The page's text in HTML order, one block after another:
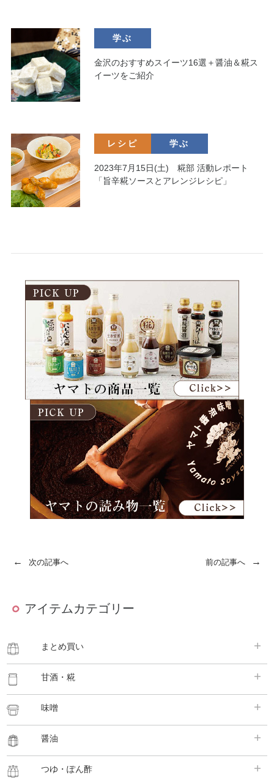
学ぶ
金沢のおすすめスイーツ16選＋醤油＆糀ス
イーツをご紹介
レシピ 学ぶ
2023年7月15日(土) 糀部 活動レポート
「旨辛糀ソースとアレンジレシピ」
← 次の記事へ 前の記事へ →
アイテムカテゴリー
まとめ買い
甘酒・糀
味噌
醤油
つゆ・ぽん酢